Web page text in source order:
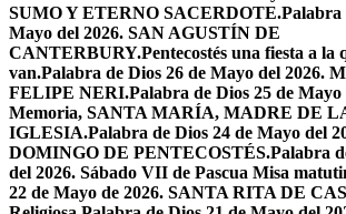
SUMO Y ETERNO SACERDOTE.Palabra
Mayo del 2026. SAN AGUSTÍN DE
CANTERBURY.Pentecostés una fiesta a la
van.Palabra de Dios 26 de Mayo del 2026.
FELIPE NERI.Palabra de Dios 25 de Mayo
Memoria, SANTA MARÍA, MADRE DE
IGLESIA.Palabra de Dios 24 de Mayo del
DOMINGO DE PENTECOSTÉS.Palabra
del 2026. Sábado VII de Pascua Misa
22 de Mayo de 2026. SANTA RITA DE